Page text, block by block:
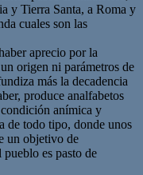
y Tierra Santa, a Roma y
cuales son las
aprecio por la
origen ni parámetros de
más la decadencia
produce analfabetos
anímica y
de todo tipo, donde unos
un objetivo de
es pasto de